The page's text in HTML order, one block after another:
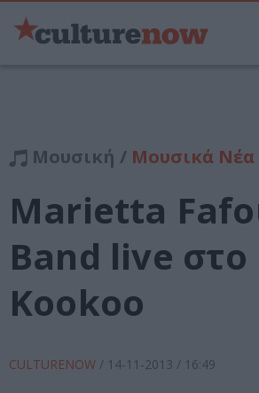
Μουσική / Μουσικά Νέα
Marietta
Band live στο
Kookoo
CULTURENOW / 14-11-2013 / 16:49